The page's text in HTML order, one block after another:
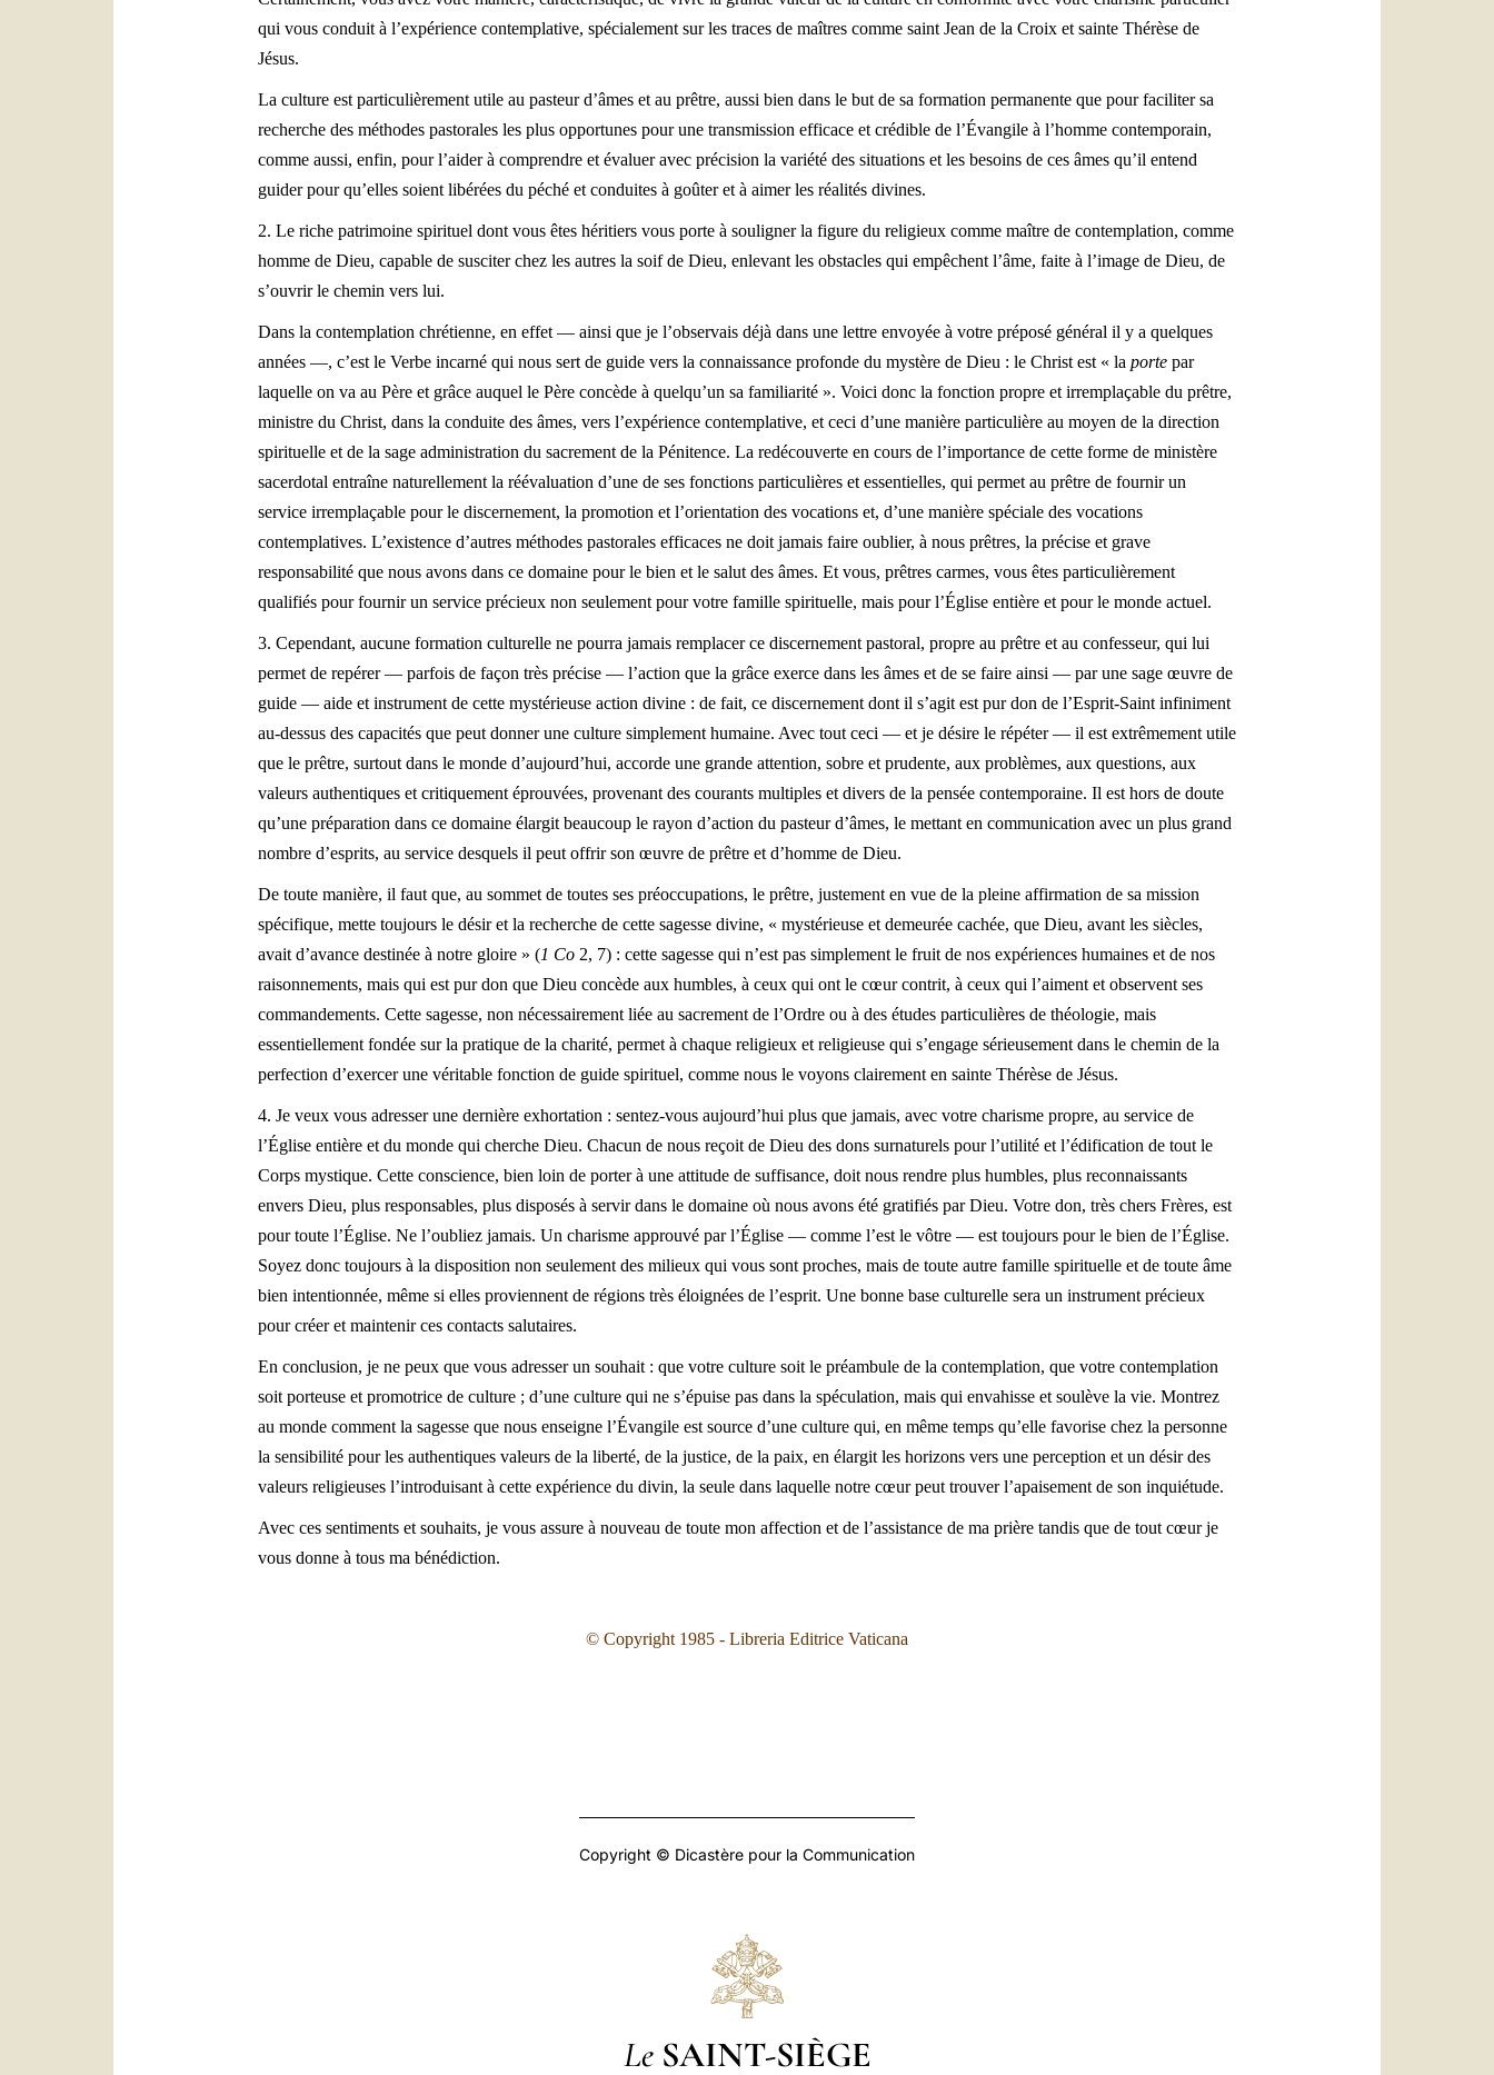
qui vous conduit à l’expérience contemplative, spécialement sur les traces de maîtres comme saint Jean de la Croix et sainte Thérèse de
Jésus.
La culture est particulièrement utile au pasteur d’âmes et au prêtre, aussi bien dans le but de sa formation permanente que pour faciliter sa
recherche des méthodes pastorales les plus opportunes pour une transmission efficace et crédible de l’Évangile à l’homme contemporain,
comme aussi, enfin, pour l’aider à comprendre et évaluer avec précision la variété des situations et les besoins de ces âmes qu’il entend
guider pour qu’elles soient libérées du péché et conduites à goûter et à aimer les réalités divines.
2. Le riche patrimoine spirituel dont vous êtes héritiers vous porte à souligner la figure du religieux comme maître de contemplation, comme
homme de Dieu, capable de susciter chez les autres la soif de Dieu, enlevant les obstacles qui empêchent l’âme, faite à l’image de Dieu, de
s’ouvrir le chemin vers lui.
Dans la contemplation chrétienne, en effet — ainsi que je l’observais déjà dans une lettre envoyée à votre préposé général il y a quelques
années —, c’est le Verbe incarné qui nous sert de guide vers la connaissance profonde du mystère de Dieu : le Christ est « la porte par
laquelle on va au Père et grâce auquel le Père concède à quelqu’un sa familiarité ». Voici donc la fonction propre et irremplaçable du prêtre,
ministre du Christ, dans la conduite des âmes, vers l’expérience contemplative, et ceci d’une manière particulière au moyen de la direction
spirituelle et de la sage administration du sacrement de la Pénitence. La redécouverte en cours de l’importance de cette forme de ministère
sacerdotal entraîne naturellement la réévaluation d’une de ses fonctions particulières et essentielles, qui permet au prêtre de fournir un
service irremplaçable pour le discernement, la promotion et l’orientation des vocations et, d’une manière spéciale des vocations
contemplatives. L’existence d’autres méthodes pastorales efficaces ne doit jamais faire oublier, à nous prêtres, la précise et grave
responsabilité que nous avons dans ce domaine pour le bien et le salut des âmes. Et vous, prêtres carmes, vous êtes particulièrement
qualifiés pour fournir un service précieux non seulement pour votre famille spirituelle, mais pour l’Église entière et pour le monde actuel.
3. Cependant, aucune formation culturelle ne pourra jamais remplacer ce discernement pastoral, propre au prêtre et au confesseur, qui lui
permet de repérer — parfois de façon très précise — l’action que la grâce exerce dans les âmes et de se faire ainsi — par une sage œuvre de
guide — aide et instrument de cette mystérieuse action divine : de fait, ce discernement dont il s’agit est pur don de l’Esprit-Saint infiniment
au-dessus des capacités que peut donner une culture simplement humaine. Avec tout ceci — et je désire le répéter — il est extrêmement utile
que le prêtre, surtout dans le monde d’aujourd’hui, accorde une grande attention, sobre et prudente, aux problèmes, aux questions, aux
valeurs authentiques et critiquement éprouvées, provenant des courants multiples et divers de la pensée contemporaine. Il est hors de doute
qu’une préparation dans ce domaine élargit beaucoup le rayon d’action du pasteur d’âmes, le mettant en communication avec un plus grand
nombre d’esprits, au service desquels il peut offrir son œuvre de prêtre et d’homme de Dieu.
De toute manière, il faut que, au sommet de toutes ses préoccupations, le prêtre, justement en vue de la pleine affirmation de sa mission
spécifique, mette toujours le désir et la recherche de cette sagesse divine, « mystérieuse et demeurée cachée, que Dieu, avant les siècles,
avait d’avance destinée à notre gloire » (1 Co 2, 7) : cette sagesse qui n’est pas simplement le fruit de nos expériences humaines et de nos
raisonnements, mais qui est pur don que Dieu concède aux humbles, à ceux qui ont le cœur contrit, à ceux qui l’aiment et observent ses
commandements. Cette sagesse, non nécessairement liée au sacrement de l’Ordre ou à des études particulières de théologie, mais
essentiellement fondée sur la pratique de la charité, permet à chaque religieux et religieuse qui s’engage sérieusement dans le chemin de la
perfection d’exercer une véritable fonction de guide spirituel, comme nous le voyons clairement en sainte Thérèse de Jésus.
4. Je veux vous adresser une dernière exhortation : sentez-vous aujourd’hui plus que jamais, avec votre charisme propre, au service de
l’Église entière et du monde qui cherche Dieu. Chacun de nous reçoit de Dieu des dons surnaturels pour l’utilité et l’édification de tout le
Corps mystique. Cette conscience, bien loin de porter à une attitude de suffisance, doit nous rendre plus humbles, plus reconnaissants
envers Dieu, plus responsables, plus disposés à servir dans le domaine où nous avons été gratifiés par Dieu. Votre don, très chers Frères, est
pour toute l’Église. Ne l’oubliez jamais. Un charisme approuvé par l’Église — comme l’est le vôtre — est toujours pour le bien de l’Église.
Soyez donc toujours à la disposition non seulement des milieux qui vous sont proches, mais de toute autre famille spirituelle et de toute âme
bien intentionnée, même si elles proviennent de régions très éloignées de l’esprit. Une bonne base culturelle sera un instrument précieux
pour créer et maintenir ces contacts salutaires.
En conclusion, je ne peux que vous adresser un souhait : que votre culture soit le préambule de la contemplation, que votre contemplation
soit porteuse et promotrice de culture ; d’une culture qui ne s’épuise pas dans la spéculation, mais qui envahisse et soulève la vie. Montrez
au monde comment la sagesse que nous enseigne l’Évangile est source d’une culture qui, en même temps qu’elle favorise chez la personne
la sensibilité pour les authentiques valeurs de la liberté, de la justice, de la paix, en élargit les horizons vers une perception et un désir des
valeurs religieuses l’introduisant à cette expérience du divin, la seule dans laquelle notre cœur peut trouver l’apaisement de son inquiétude.
Avec ces sentiments et souhaits, je vous assure à nouveau de toute mon affection et de l’assistance de ma prière tandis que de tout cœur je
vous donne à tous ma bénédiction.
© Copyright 1985 - Libreria Editrice Vaticana
Copyright © Dicastère pour la Communication
Le SAINT-SIÈGE